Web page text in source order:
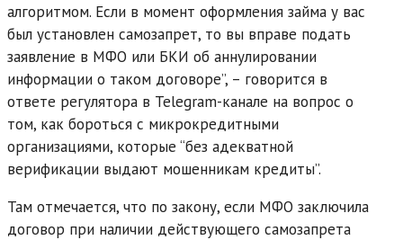
алгоритмом. Если в момент оформления займа у вас
был установлен самозапрет, то вы вправе подать
заявление в МФО или БКИ об аннулировании
информации о таком договоре”, – говорится в
ответе регулятора в Telegram-канале на вопрос о
том, как бороться с микрокредитными
организациями, которые “без адекватной
верификации выдают мошенникам кредиты”.
Там отмечается, что по закону, если МФО заключила
договор при наличии действующего самозапрета